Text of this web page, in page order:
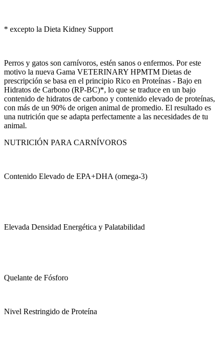
* excepto la Dieta Kidney Support
Perros y gatos son carnívoros, estén sanos o enfermos. Por este
motivo la nueva Gama VETERINARY HPMTM Dietas de
prescripción se basa en el principio Rico en Proteínas - Bajo en
Hidratos de Carbono (RP-BC)*, lo que se traduce en un bajo
contenido de hidratos de carbono y contenido elevado de proteínas,
con más de un 90% de origen animal de promedio. El resultado es
una nutrición que se adapta perfectamente a las necesidades de tu
animal.
NUTRICIÓN PARA CARNÍVOROS
Contenido Elevado de EPA+DHA (omega-3)
Elevada Densidad Energética y Palatabilidad
Quelante de Fósforo
Nivel Restringido de Proteína